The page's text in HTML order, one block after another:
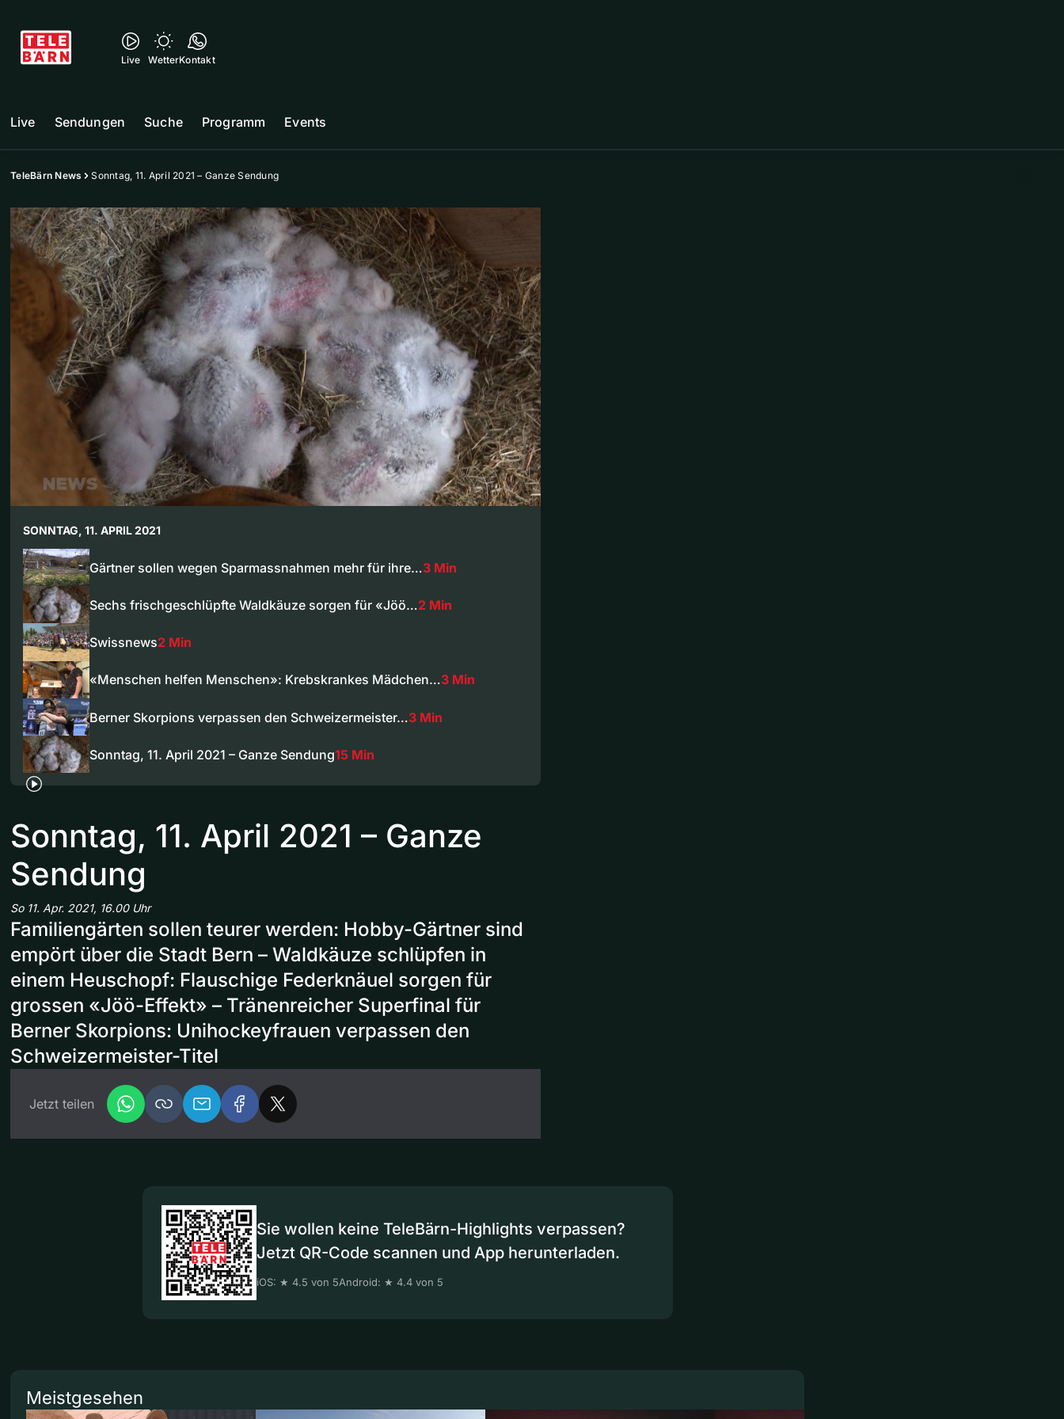
Live WetterKontakt
Live Sendungen Suche Programm Events
TeleBärn News Sonntag, 11. April 2021 – Ganze Sendung
SONNTAG, 11. APRIL 2021
Gärtner sollen wegen Sparmassnahmen mehr für ihre…3 Min
Sechs frischgeschlüpfte Waldkäuze sorgen für «Jöö…2 Min
Swissnews2 Min
«Menschen helfen Menschen»: Krebskrankes Mädchen…3 Min
Berner Skorpions verpassen den Schweizermeister…3 Min
Sonntag, 11. April 2021 – Ganze Sendung15 Min
Sonntag, 11. April 2021 – Ganze
Sendung
So 11. Apr. 2021, 16.00 Uhr
Familiengärten sollen teurer werden: Hobby-Gärtner sind
empört über die Stadt Bern – Waldkäuze schlüpfen in
einem Heuschopf: Flauschige Federknäuel sorgen für
grossen «Jöö-Effekt» – Tränenreicher Superfinal für
Berner Skorpions: Unihockeyfrauen verpassen den
Schweizermeister-Titel
Jetzt teilen
Sie wollen keine TeleBärn-Highlights verpassen?
Jetzt QR-Code scannen und App herunterladen.
iOS: ★ 4.5 von 5Android: ★ 4.4 von 5
Meistgesehen